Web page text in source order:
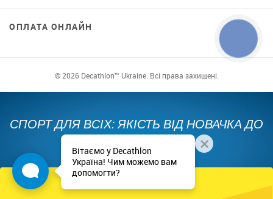
ОПЛАТА ОНЛАЙН
© 2026 Decathlon™ Ukraine. Всі права захищені.
СПОРТ ДЛЯ ВСІХ: ЯКІСТЬ ВІД НОВАЧКА ДО
ПРОФІ
Вітаємо у Decathlon
Україна! Чим можемо вам
допомогти?